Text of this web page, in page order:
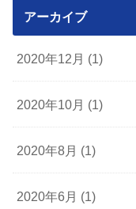
アーカイブ
2020年12月 (1)
2020年10月 (1)
2020年8月 (1)
2020年6月 (1)